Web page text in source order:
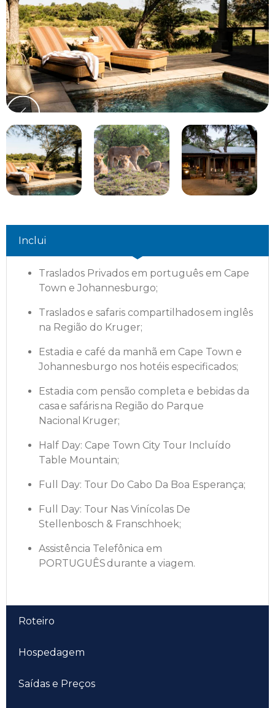
Inclui
Traslados Privados em português em Cape
Town e Johannesburgo;
Traslados e safaris compartilhados em inglês
na Região do Kruger;
Estadia e café da manhã em Cape Town e
Johannesburgo nos hotéis especificados;
Estadia com pensão completa e bebidas da
casa e safáris na Região do Parque
Nacional Kruger;
Half Day: Cape Town City Tour Incluído
Table Mountain;
Full Day: Tour Do Cabo Da Boa Esperança;
Full Day: Tour Nas Vinícolas De
Stellenbosch & Franschhoek;
Assistência Telefônica em
PORTUGUÊS durante a viagem.
Roteiro
Hospedagem
Saídas e Preços